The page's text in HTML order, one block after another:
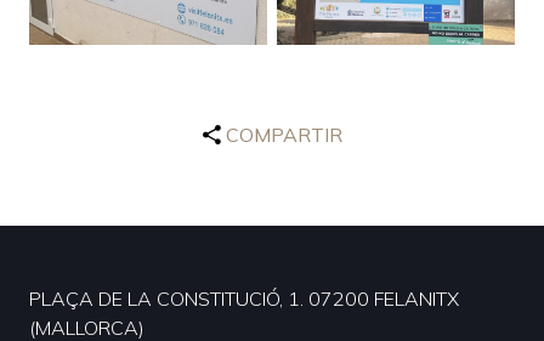
COMPARTIR
PLAÇA DE LA CONSTITUCIÓ, 1. 07200 FELANITX
(MALLORCA)